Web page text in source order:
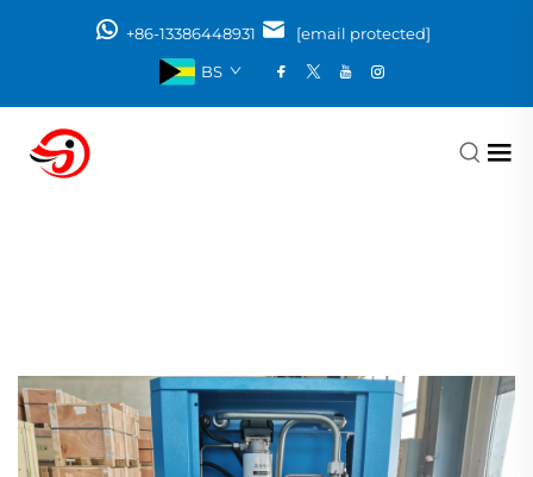
+86-13386448931
[email protected]
BS